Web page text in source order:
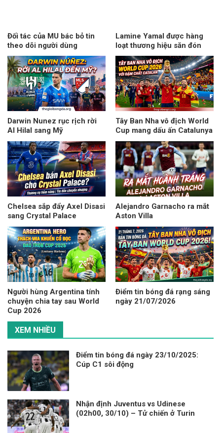
Đối tác của MU bác bỏ tin
theo dõi người dùng
Lamine Yamal được hàng
loạt thương hiệu săn đón
Darwin Nunez rục rịch rời
Al Hilal sang Mỹ
Tây Ban Nha vô địch World
Cup mang dấu ấn Catalunya
Chelsea sắp đẩy Axel Disasi
sang Crystal Palace
Alejandro Garnacho ra mắt
Aston Villa
Người hùng Argentina tính
chuyện chia tay sau World
Cup 2026
Điểm tin bóng đá rạng sáng
ngày 21/07/2026
XEM NHIỀU
Điểm tin bóng đá ngày 23/10/2025:
Cúp C1 sôi động
Nhận định Juventus vs Udinese
(02h00, 30/10) – Tử chiến ở Turin